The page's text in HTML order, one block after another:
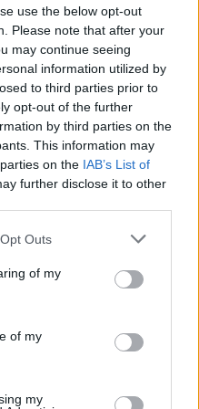
use the below opt-out
Please note that after your
may continue seeing
information utilized by
to third parties prior to
opt-out of the further
by third parties on the
This information may
on the IAB’s List of
further disclose it to other
Outs
of my
of my
my
– già a listino dal 19 giugno,
dai 14 ai 30 anni, per una
per tutta l’estate, al costo di
a9,99€
con 2 APP incluse
uno sconto di 59,99€
per il blocco dei contenuti